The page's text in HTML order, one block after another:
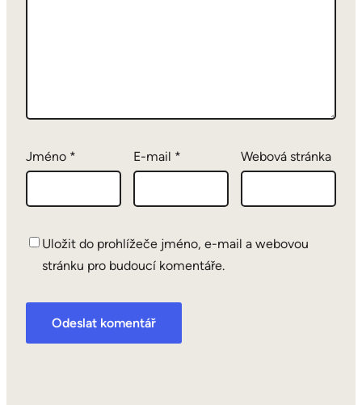
Jméno * E-mail * Webová stránka
Uložit do prohlížeče jméno, e-mail a webovou
stránku pro budoucí komentáře.